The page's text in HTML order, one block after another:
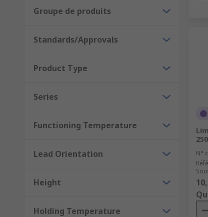
Groupe de produits
Standards/Approvals
Product Type
Series
Functioning Temperature
Lead Orientation
Height
Holding Temperature
N°